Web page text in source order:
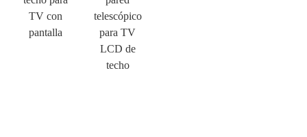
TV con
pantalla
telescópico
para TV
LCD de
techo
ENVIAR UNA SOLICITUD